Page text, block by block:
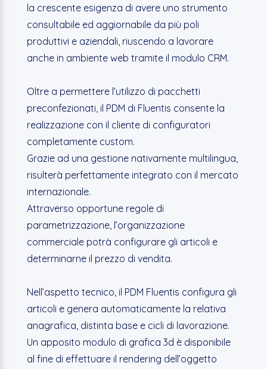
la crescente esigenza di avere uno strumento
consultabile ed aggiornabile da più poli
produttivi e aziendali, riuscendo a lavorare
anche in ambiente web tramite il modulo CRM.
Oltre a permettere l’utilizzo di pacchetti
preconfezionati, il PDM di Fluentis consente la
realizzazione con il cliente di configuratori
completamente custom.
Grazie ad una gestione nativamente multilingua,
risulterà perfettamente integrato con il mercato
internazionale.
Attraverso opportune regole di
parametrizzazione, l’organizzazione
commerciale potrà configurare gli articoli e
determinarne il prezzo di vendita.
Nell’aspetto tecnico, il PDM Fluentis configura gli
articoli e genera automaticamente la relativa
anagrafica, distinta base e cicli di lavorazione.
Un apposito modulo di grafica 3d è disponibile
al fine di effettuare il rendering dell’oggetto